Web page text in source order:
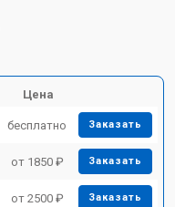
Цена
бесплатно Заказать
от 1850 ₽ Заказать
от 2500 ₽ Заказать